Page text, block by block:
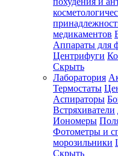
медикаментов
Аппараты для
Центрифуги
Скрыть
Лаборатория
Термостаты
Аспираторы
Встряхиватели
Иономеры
Фотометры и
морозильники
Скрыть